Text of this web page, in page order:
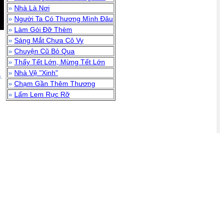
» Nhà Là Nơi
» Người Ta Có Thương Mình Đâu
» Làm Gói Đỡ Thèm
» Sáng Mắt Chưa Cô Vy
» Chuyện Cũ Bỏ Qua
» Thấy Tết Lớn, Mừng Tết Lớn
» Nhà Vệ "Xinh"
» Chạm Gần Thêm Thương
» Lấm Lem Rực Rỡ